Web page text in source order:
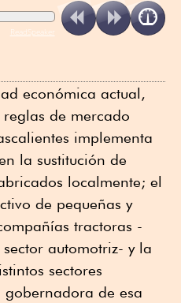
ReadSpeaker
económica actual,
de mercado
implementa
la sustitución de
localmente; el
de pequeñas y
tractoras -
automotriz- y la
sectores
de esa